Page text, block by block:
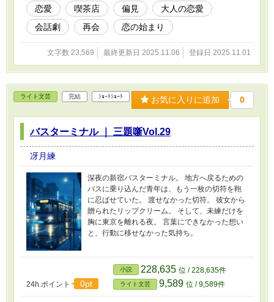
恋愛 喫茶店 偏見
大人の恋愛
会話劇
再会 恋の始まり
文字数 23,569 最終更新日 2025.11.06 登録日 2025.11.01
ライト文芸 完結 ｼｮｰﾄｼｮｰﾄ お気に入りに追加 0
バスターミナル ｜ 三題噺Vol.29
冴月練
深夜の新宿バスターミナル。 地方へ戻るための
バスに乗り込んだ青年は、もう一枚の切符を鞄
に忍ばせていた。 渡せなかった切符。 彼女から
贈られたリップクリーム。 そして、未練だけを
胸に東京を離れる夜。 言葉にできなかった想い
と、行動に移せなかった気持ち。
24h.ポイント 0pt
小説 228,635 位 / 228,635件
ライト文芸 9,589 位 / 9,589件